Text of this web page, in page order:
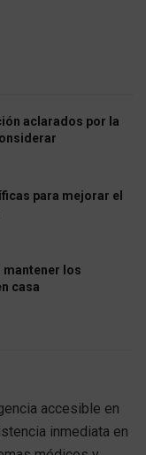
aclarados por la
para mejorar el
los
casa
accesible en
inmediata en